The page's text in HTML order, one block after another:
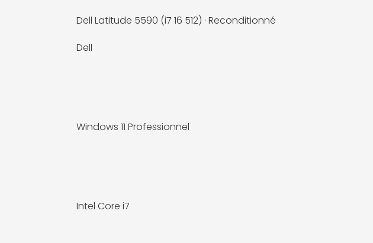
Dell Latitude 5590 (i7 16 512) · Reconditionné
Dell
Windows 11 Professionnel
Intel Core i7